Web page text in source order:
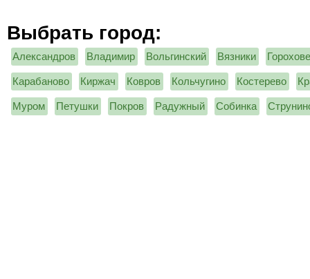
Выбрать город:
Александров Владимир Вольгинский Вязники
Карабаново Киржач Ковров Кольчугино Костерево
Муром Петушки Покров Радужный Собинка